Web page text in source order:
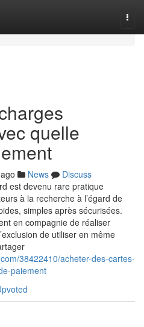
quelle
News
Discuss
est devenu rare pratique
à la recherche à l’égard de
simples après sécurisées.
en compagnie de réaliser
de utiliser en même
38422410/acheter-des-cartes-
paiement